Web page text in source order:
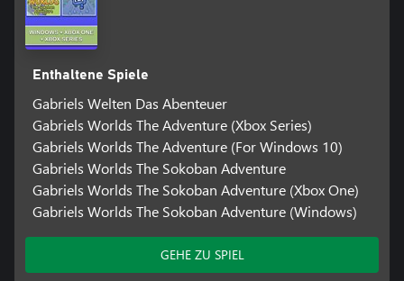
Enthaltene Spiele
Gabriels Welten Das Abenteuer
Gabriels Worlds The Adventure (Xbox Series)
Gabriels Worlds The Adventure (For Windows 10)
Gabriels Worlds The Sokoban Adventure
Gabriels Worlds The Sokoban Adventure (Xbox One)
Gabriels Worlds The Sokoban Adventure (Windows)
GEHE ZU SPIEL